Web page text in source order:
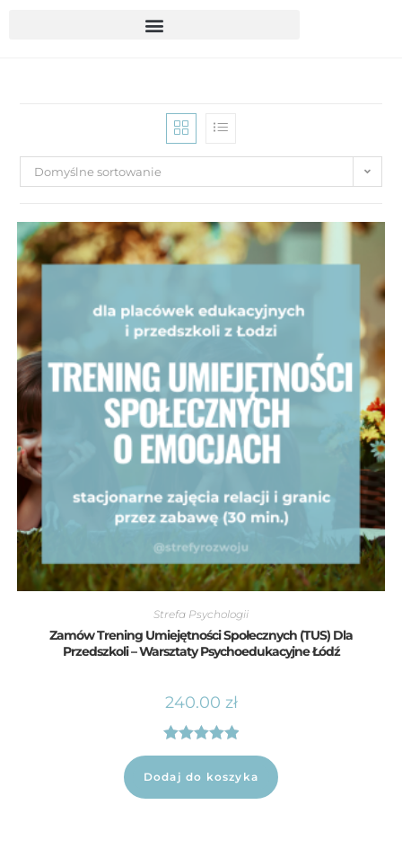
Domyślne sortowanie
Strefa Psychologii
Zamów Trening Umiejętności Społecznych (TUS) Dla
Przedszkoli – Warsztaty Psychoedukacyjne Łódź
240.00 zł
Oceniono
5.00na 5
Dodaj do koszyka